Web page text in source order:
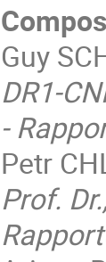
Guy
DR1-
-
Petr
Prof.